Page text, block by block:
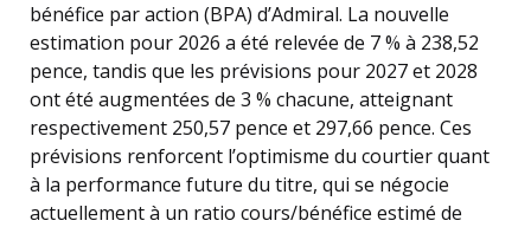
bénéfice par action (BPA) d’Admiral. La nouvelle
estimation pour 2026 a été relevée de 7 % à 238,52
pence, tandis que les prévisions pour 2027 et 2028
ont été augmentées de 3 % chacune, atteignant
respectivement 250,57 pence et 297,66 pence. Ces
prévisions renforcent l’optimisme du courtier quant
à la performance future du titre, qui se négocie
actuellement à un ratio cours/bénéfice estimé de